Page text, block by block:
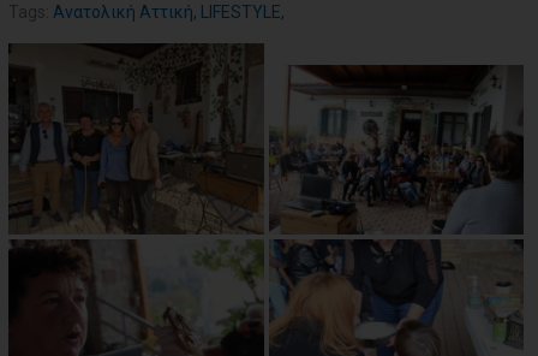
Tags: Ανατολική Αττική, LIFESTYLE,